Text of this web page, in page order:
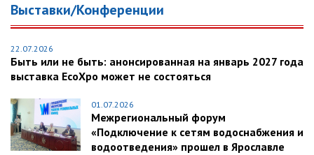
Выставки/Конференции
22.07.2026
Быть или не быть: анонсированная на январь 2027 года
выставка EcoXpo может не состояться
01.07.2026
Межрегиональный форум
«Подключение к сетям водоснабжения и
водоотведения» прошел в Ярославле